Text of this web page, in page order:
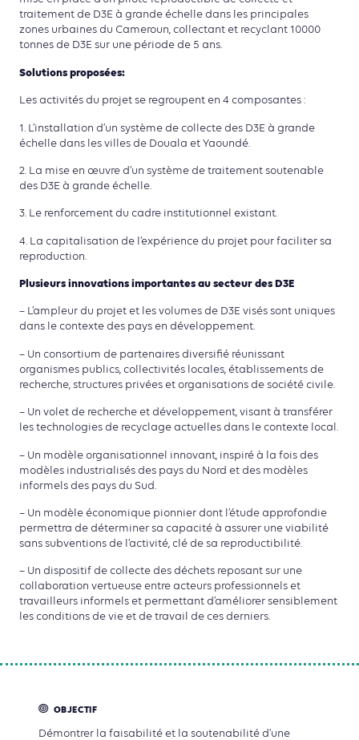
traitement de D3E à grande échelle dans les principales
zones urbaines du Cameroun, collectant et recyclant 10000
tonnes de D3E sur une période de 5 ans.
Solutions proposées:
Les activités du projet se regroupent en 4 composantes :
1. L’installation d’un système de collecte des D3E à grande
échelle dans les villes de Douala et Yaoundé.
2. La mise en œuvre d’un système de traitement soutenable
des D3E à grande échelle.
3. Le renforcement du cadre institutionnel existant.
4. La capitalisation de l’expérience du projet pour faciliter sa
reproduction.
Plusieurs innovations importantes au secteur des D3E
– L’ampleur du projet et les volumes de D3E visés sont uniques
dans le contexte des pays en développement.
– Un consortium de partenaires diversifié réunissant
organismes publics, collectivités locales, établissements de
recherche, structures privées et organisations de société civile.
– Un volet de recherche et développement, visant à transférer
les technologies de recyclage actuelles dans le contexte local.
– Un modèle organisationnel innovant, inspiré à la fois des
modèles industrialisés des pays du Nord et des modèles
informels des pays du Sud.
– Un modèle économique pionnier dont l’étude approfondie
permettra de déterminer sa capacité à assurer une viabilité
sans subventions de l’activité, clé de sa reproductibilité.
– Un dispositif de collecte des déchets reposant sur une
collaboration vertueuse entre acteurs professionnels et
travailleurs informels et permettant d’améliorer sensiblement
les conditions de vie et de travail de ces derniers.
OBJECTIF
Démontrer la faisabilité et la soutenabilité d’une